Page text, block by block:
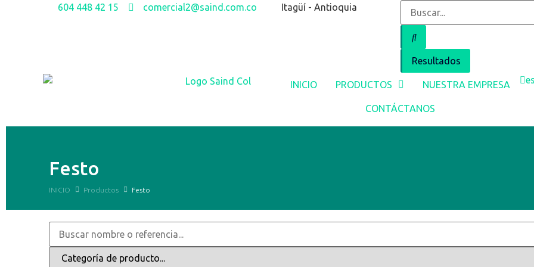
604 448 42 15 comercial2@saind.com.co Itagüí - Antioquia
Resultados
INICIO PRODUCTOS NUESTRA EMPRESA
CONTÁCTANOS
Festo
INICIO Productos Festo